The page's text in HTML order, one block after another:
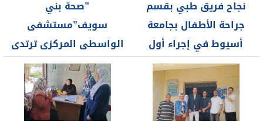
نجاح فريق طبي بقسم
جراحة الأطفال بجامعة
أسيوط في إجراء أول
جراحة...
”صحة بني
سويف”مستشفى
الواسطى المركزى ترتدى
ثوبا جديدة فى توفير
الأجهزة الطبية...